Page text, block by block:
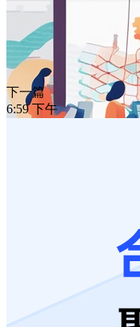
下一篇
6:59 下午